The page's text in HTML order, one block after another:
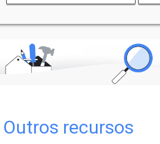
Outros recursos